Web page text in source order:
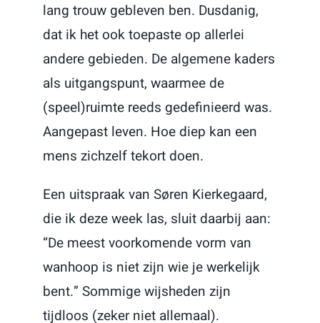
lang trouw gebleven ben. Dusdanig,
dat ik het ook toepaste op allerlei
andere gebieden. De algemene kaders
als uitgangspunt, waarmee de
(speel)ruimte reeds gedefinieerd was.
Aangepast leven. Hoe diep kan een
mens zichzelf tekort doen.
Een uitspraak van Søren Kierkegaard,
die ik deze week las, sluit daarbij aan:
“De meest voorkomende vorm van
wanhoop is niet zijn wie je werkelijk
bent.” Sommige wijsheden zijn
tijdloos (zeker niet allemaal).